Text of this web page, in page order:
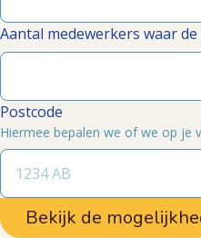
Aantal medewerkers waar
Postcode
Hiermee bepalen we of we op je
Bekijk de